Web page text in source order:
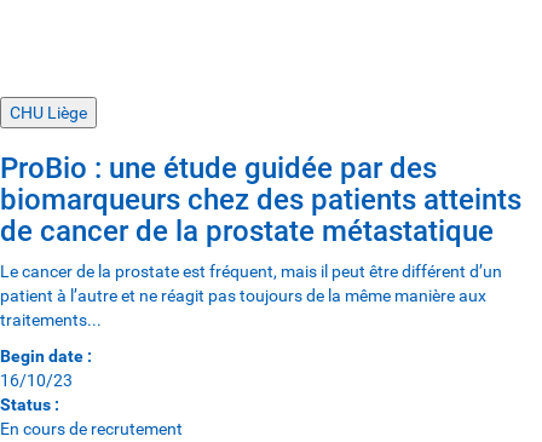
CHU Liège
ProBio : une étude guidée par des
biomarqueurs chez des patients atteints
de cancer de la prostate métastatique
Le cancer de la prostate est fréquent, mais il peut être différent d’un
patient à l’autre et ne réagit pas toujours de la même manière aux
traitements...
Begin date :
16/10/23
Status :
En cours de recrutement